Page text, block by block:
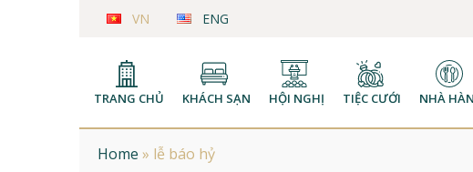
VN ENG
TRANG CHỦ KHÁCH SẠN HỘI NGHỊ TIỆC CƯỚI NHÀ
Home » lễ báo hỷ